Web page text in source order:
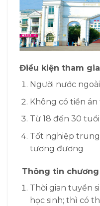
Điều kiện tham gia
Người nước
Không có tiền án
Từ 18 đến 30 tuổi
Tốt nghiệp
tương đương
Thông tin
Thời gian tuyển
học sinh; thì có